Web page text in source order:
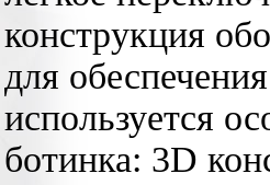
конструкция
для
используется
ботинка: 3D